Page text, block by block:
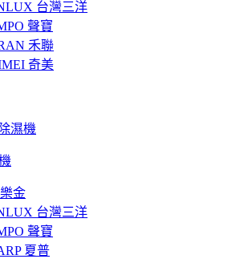
台灣三洋
聲寶
禾聯
奇美
濕機
金
台灣三洋
聲寶
夏普